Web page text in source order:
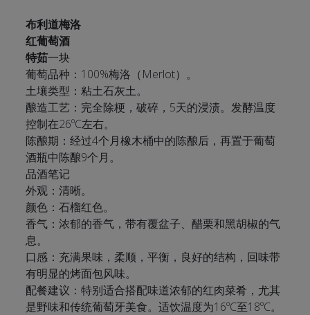
布利道梅洛
红葡萄酒
特茹一块
葡萄品种：100%梅洛（Merlot）。
土壤类型：粘土石灰土。
酿造工艺：完全除梗，破碎，5天的浸渍。发酵温度
控制在26ºC左右。
陈酿期：经过4个月橡木桶中的陈酿后，再置于葡萄
酒瓶中陈酿9个月。
品酒笔记
外观：清晰。
颜色：石榴红色。
香气：浓郁的香气，带有覆盆子、醋栗和黑胡椒的气
息。
口感：充满果味，柔顺，平衡，良好的结构，回味带
有明显的烤面包风味。
配餐建议：特别适合搭配味道浓郁的红肉菜肴，尤其
是野味和传统葡萄牙美食。适饮温度为16ºC至18ºC。